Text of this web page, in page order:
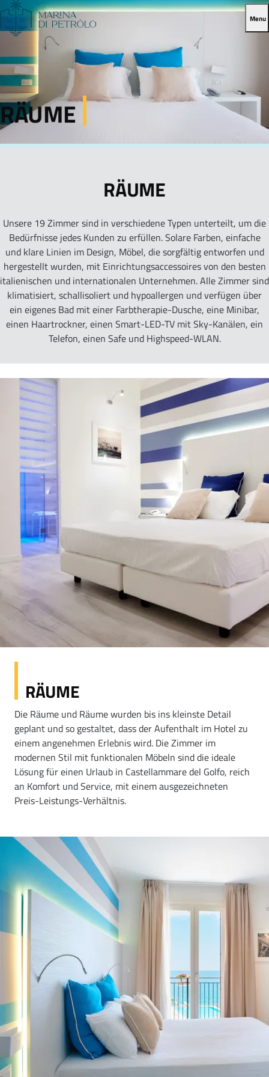
Menu
RÄUME
RÄUME
Unsere 19 Zimmer sind in verschiedene Typen unterteilt, um die
Bedürfnisse jedes Kunden zu erfüllen. Solare Farben, einfache
und klare Linien im Design, Möbel, die sorgfältig entworfen und
hergestellt wurden, mit Einrichtungsaccessoires von den besten
italienischen und internationalen Unternehmen. Alle Zimmer sind
klimatisiert, schallisoliert und hypoallergen und verfügen über
ein eigenes Bad mit einer Farbtherapie-Dusche, eine Minibar,
einen Haartrockner, einen Smart-LED-TV mit Sky-Kanälen, ein
Telefon, einen Safe und Highspeed-WLAN.
RÄUME
Die Räume und Räume wurden bis ins kleinste Detail
geplant und so gestaltet, dass der Aufenthalt im Hotel zu
einem angenehmen Erlebnis wird. Die Zimmer im
modernen Stil mit funktionalen Möbeln sind die ideale
Lösung für einen Urlaub in Castellammare del Golfo, reich
an Komfort und Service, mit einem ausgezeichneten
Preis-Leistungs-Verhältnis.